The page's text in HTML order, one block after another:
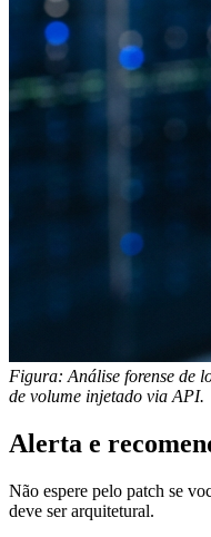
Figura: Análise forense de
de volume injetado via API.
Alerta e
Não espere pelo patch se
deve ser arquitetural.